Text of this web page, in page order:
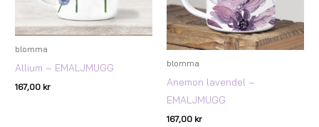
blomma
Allium – EMALJMUGG
167,00 kr
blomma
Anemon lavendel –
EMALJMUGG
167,00 kr